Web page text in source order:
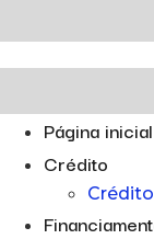
para
o
Página inicial
Crédito